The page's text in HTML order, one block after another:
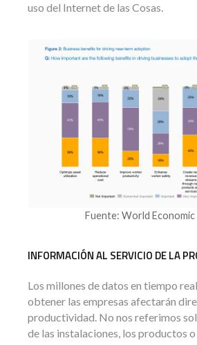
uso del Internet de las Cosas.
Fuente: World Economic
INFORMACIÓN AL SERVICIO DE LA
Los millones de datos en tiempo
obtener las empresas afectarán
productividad. No nos referimos
de las instalaciones, los productos